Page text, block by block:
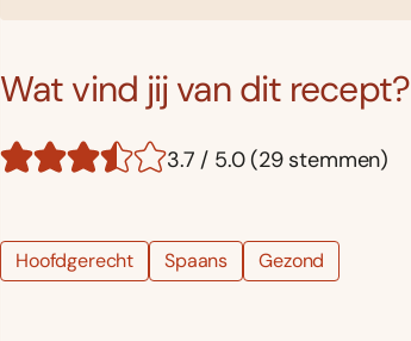
Wat vind jij van dit recept?
3.7 / 5.0 (29 stemmen)
Hoofdgerecht Spaans Gezond